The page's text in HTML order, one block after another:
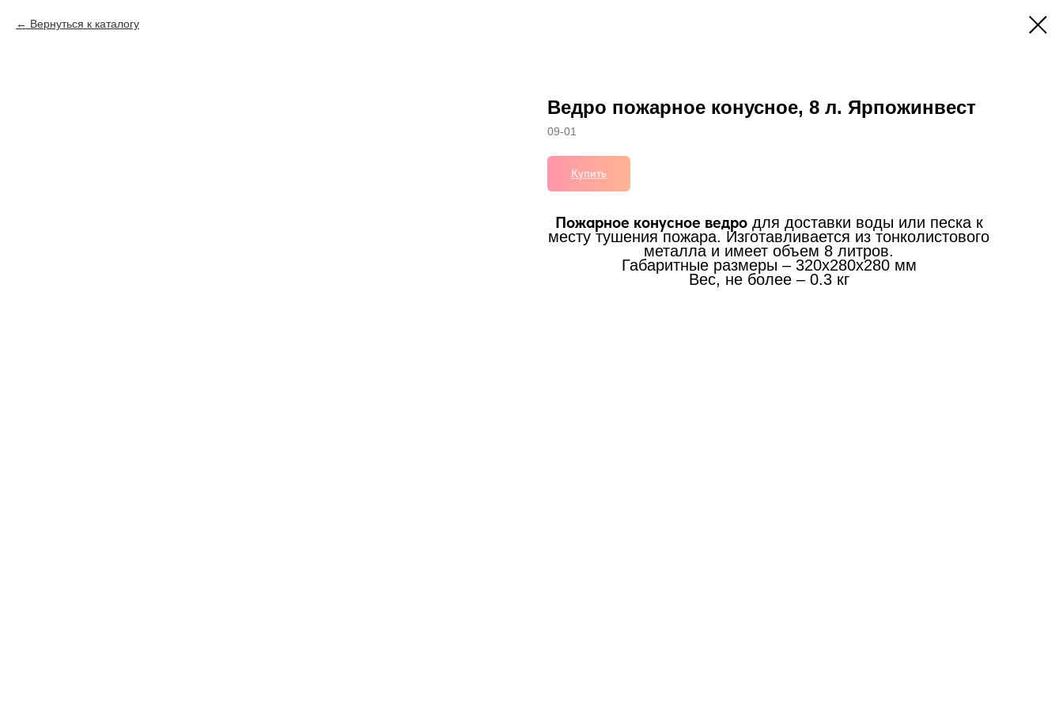
Вернуться к каталогу
Ведро пожарное конусное, 8 л. Ярпожинвест
09-01
Купить
Пожарное конусное ведродля доставки воды или песка к
месту тушения пожара. Изготавливается из тонколистового
металла и имеет объем 8 литров.
Габаритные размеры – 320х280х280 мм
Вес, не более – 0.3 кг